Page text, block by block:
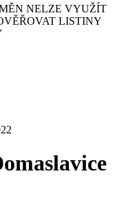
NELZE VYUŽÍT
LISTINY